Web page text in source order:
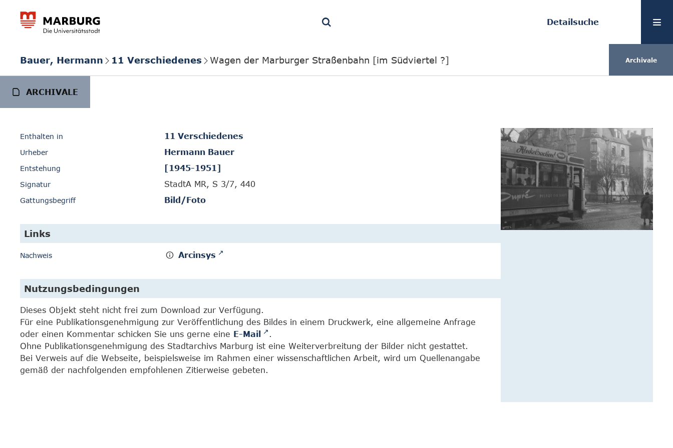
Detailsuche
Bauer, Hermann 11 Verschiedenes Wagen der Marburger Straßenbahn [im Südviertel ?] Archivale
ARCHIVALE
Enthalten in 11 Verschiedenes
Urheber Hermann Bauer
Entstehung [1945-1951]
Signatur StadtA MR, S 3/7, 440
Gattungsbegriff Bild/Foto
Links
Nachweis Arcinsys
Nutzungsbedingungen
Dieses Objekt steht nicht frei zum Download zur Verfügung.
Für eine Publikationsgenehmigung zur Veröffentlichung des Bildes in einem Druckwerk, eine allgemeine Anfrage
oder einen Kommentar schicken Sie uns gerne eine E-Mail
.
Ohne Publikationsgenehmigung des Stadtarchivs Marburg ist eine Weiterverbreitung der Bilder nicht gestattet.
Bei Verweis auf die Webseite, beispielsweise im Rahmen einer wissenschaftlichen Arbeit, wird um Quellenangabe
gemäß der nachfolgenden empfohlenen Zitierweise gebeten.